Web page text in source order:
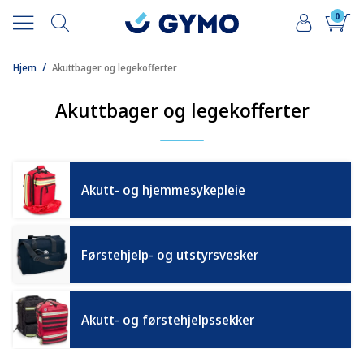
0
/
Hjem Akuttbager og legekofferter
Akuttbager og legekofferter
Akutt- og hjemmesykepleie
Førstehjelp- og utstyrsvesker
Akutt- og førstehjelpssekker